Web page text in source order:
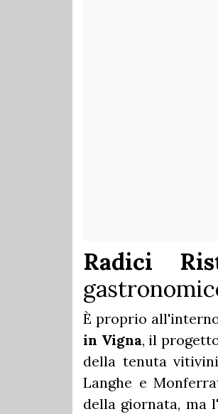
Radici
È proprio
in Vigna, il
della tenuta
Langhe e
della giornata, ma